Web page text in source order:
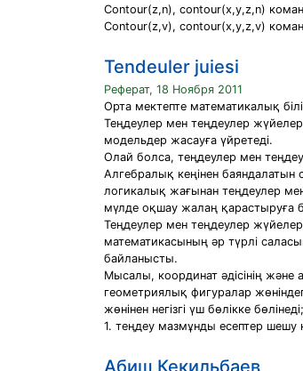
Contour(z,n), contour(x,y,z,n)
Contour(z,v), contour(x,y,z,v)
Tendeuler juiesi
Реферат, 18 Ноября 2011
Орта мектепте математикалық
Теңдеулер мен теңдеулер
модельдер жасауға үйретеді.
Олай болса, теңдеулер мен
Алгебралық кеңінен
логикалық жағынан теңдеулер
мүлде оқшау жалаң қарастыруға
Теңдеулер мен теңдеулер
математикасының әр түрлі
байланысты.
Мысалы, координат әдісінің
геометриялық фигуралар
жөнінен негізгі үш бөлікке бөлінеді;
1. теңдеу мазмұнды есептер шешу
Абиш Кекильбаев